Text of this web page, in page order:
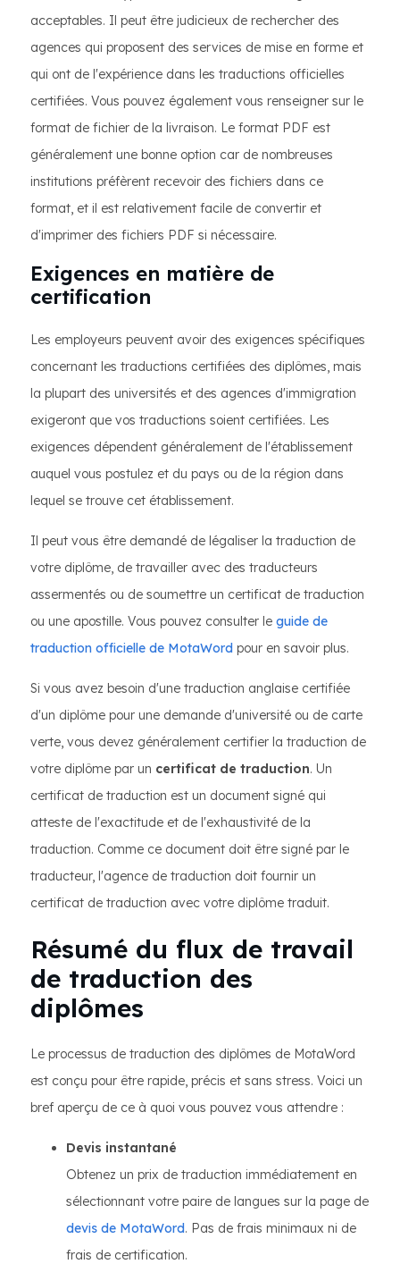
acceptables. Il peut être judicieux de rechercher des
agences qui proposent des services de mise en forme et
qui ont de l'expérience dans les traductions officielles
certifiées. Vous pouvez également vous renseigner sur le
format de fichier de la livraison. Le format PDF est
généralement une bonne option car de nombreuses
institutions préfèrent recevoir des fichiers dans ce
format, et il est relativement facile de convertir et
d'imprimer des fichiers PDF si nécessaire.
Exigences en matière de
certification
Les employeurs peuvent avoir des exigences spécifiques
concernant les traductions certifiées des diplômes, mais
la plupart des universités et des agences d'immigration
exigeront que vos traductions soient certifiées. Les
exigences dépendent généralement de l'établissement
auquel vous postulez et du pays ou de la région dans
lequel se trouve cet établissement.
Il peut vous être demandé de légaliser la traduction de
votre diplôme, de travailler avec des traducteurs
assermentés ou de soumettre un certificat de traduction
ou une apostille. Vous pouvez consulter le guide de
traduction officielle de MotaWord pour en savoir plus.
Si vous avez besoin d'une traduction anglaise certifiée
d'un diplôme pour une demande d'université ou de carte
verte, vous devez généralement certifier la traduction de
votre diplôme par un certificat de traduction. Un
certificat de traduction est un document signé qui
atteste de l'exactitude et de l'exhaustivité de la
traduction. Comme ce document doit être signé par le
traducteur, l'agence de traduction doit fournir un
certificat de traduction avec votre diplôme traduit.
Résumé du flux de travail
de traduction des
diplômes
Le processus de traduction des diplômes de MotaWord
est conçu pour être rapide, précis et sans stress. Voici un
bref aperçu de ce à quoi vous pouvez vous attendre :
Devis instantané
Obtenez un prix de traduction immédiatement en
sélectionnant votre paire de langues sur la page de
devis de MotaWord. Pas de frais minimaux ni de
frais de certification.